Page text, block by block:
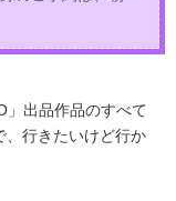
出品作品のすべて
、行きたいけど行か